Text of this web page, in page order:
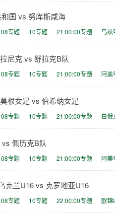
和国 vs 努库斯咸海
08专题 10专题 21:00:00专题 乌兹
尼克 vs 舒拉克B队
08专题 10专题 21:00:00专题 阿美
根女足 vs 伯希纳女足
08专题 10专题 21:00:00专题 白俄
佩历克B队
08专题 10专题 21:00:00专题 阿美
克兰U16 vs 克罗地亚U16
08专题 10专题 22:00:00专题 欧锦